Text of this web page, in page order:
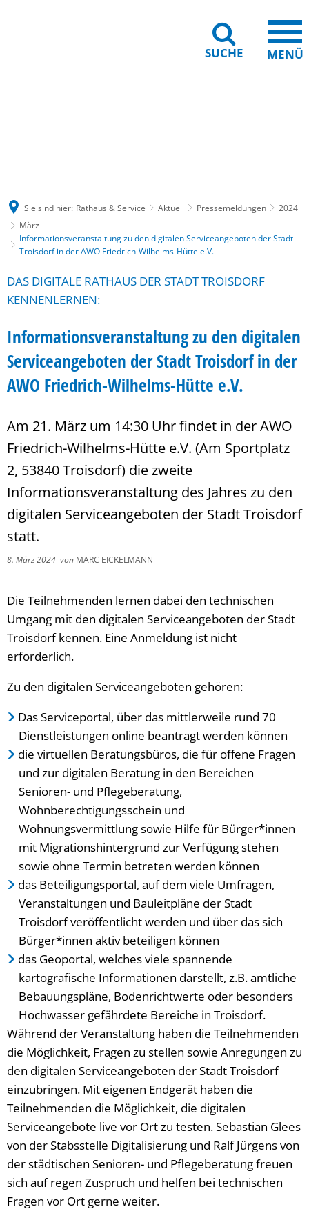
SUCHE MENÜ
Sie sind hier: Rathaus & Service Aktuell Pressemeldungen
2024
März
Informationsveranstaltung zu den digitalen Serviceangeboten der Stadt
Troisdorf in der AWO Friedrich-Wilhelms-Hütte e.V.
DAS DIGITALE RATHAUS DER STADT TROISDORF
KENNENLERNEN:
Informationsveranstaltung zu den digitalen
Serviceangeboten der Stadt Troisdorf in der
AWO Friedrich-Wilhelms-Hütte e.V.
Am 21. März um 14:30 Uhr findet in der AWO
Friedrich-Wilhelms-Hütte e.V. (Am Sportplatz
2, 53840 Troisdorf) die zweite
Informationsveranstaltung des Jahres zu den
digitalen Serviceangeboten der Stadt Troisdorf
statt.
8. März 2024 von MARC EICKELMANN
Die Teilnehmenden lernen dabei den technischen
Umgang mit den digitalen Serviceangeboten der Stadt
Troisdorf kennen. Eine Anmeldung ist nicht
erforderlich.
Zu den digitalen Serviceangeboten gehören:
Das Serviceportal, über das mittlerweile rund 70
Dienstleistungen online beantragt werden können
die virtuellen Beratungsbüros, die für offene Fragen
und zur digitalen Beratung in den Bereichen
Senioren- und Pflegeberatung,
Wohnberechtigungsschein und
Wohnungsvermittlung sowie Hilfe für Bürger*innen
mit Migrationshintergrund zur Verfügung stehen
sowie ohne Termin betreten werden können
das Beteiligungsportal, auf dem viele Umfragen,
Veranstaltungen und Bauleitpläne der Stadt
Troisdorf veröffentlicht werden und über das sich
Bürger*innen aktiv beteiligen können
das Geoportal, welches viele spannende
kartografische Informationen darstellt, z.B. amtliche
Bebauungspläne, Bodenrichtwerte oder besonders
Hochwasser gefährdete Bereiche in Troisdorf.
Während der Veranstaltung haben die Teilnehmenden
die Möglichkeit, Fragen zu stellen sowie Anregungen zu
den digitalen Serviceangeboten der Stadt Troisdorf
einzubringen. Mit eigenen Endgerät haben die
Teilnehmenden die Möglichkeit, die digitalen
Serviceangebote live vor Ort zu testen. Sebastian Glees
von der Stabsstelle Digitalisierung und Ralf Jürgens von
der städtischen Senioren- und Pflegeberatung freuen
sich auf regen Zuspruch und helfen bei technischen
Fragen vor Ort gerne weiter.